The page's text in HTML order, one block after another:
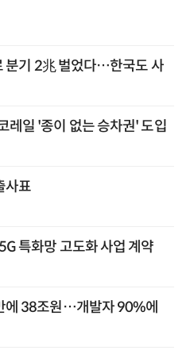
분기 2兆 벌었다…한국도 사
레일 '종이 없는 승차권' 도입
사표
특화망 고도화 사업 계약
에 38조원…개발자 90%에